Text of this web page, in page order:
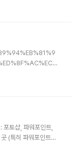
어 있으며 Preview
%EC%
요.아래의 그림들은
것입니다. shOweet.
기는 하지만 회사 ..
토샵, 파워포인트,
(특히 파워포인트에